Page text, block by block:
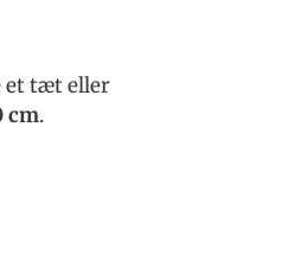
et tæt eller
cm.